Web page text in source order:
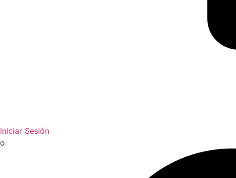
Iniciar Sesión
o